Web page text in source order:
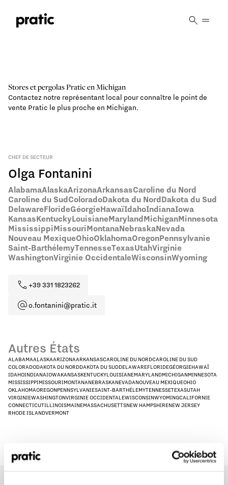
Stores et pergolas Pratic enMichigan
Contactez notre représentant local pour connaître le point de
vente Pratic le plus proche en Michigan.
CHEF DE SECTEUR
Olga Fontanini
AlabamaAlaskaArizonaArkansasCaroline du Nord
Caroline du SudColoradoDakota du NordDakota du Sud
DelawareFlorideGéorgieHawaïIdahoIndianaIowa
KansasKentuckyLouisianeMarylandMichiganMinnesota
MississippiMissouriMontanaNebraskaNevada
Nouveau MexiqueOhioOklahomaOregonPennsylvanie
Saint-BarthélemyTennesseTexasUtahVirginie
WashingtonVirginie OccidentaleWisconsinWyoming
+39 331 1823262
o.fontanini@pratic.it
Autres États
ALABAMAALASKAARIZONAARKANSASCAROLINE DU NORDCAROLINE DU SUD
COLORADODAKOTA DU NORDDAKOTA DU SUDDELAWAREFLORIDEGÉORGIEHAWAÏ
IDAHOINDIANAIOWAKANSASKENTUCKYLOUISIANEMARYLANDMICHIGANMINNESOTA
MISSISSIPPIMISSOURIMONTANANEBRASKANEVADANOUVEAU MEXIQUEOHIO
OKLAHOMAOREGONPENNSYLVANIESAINT-BARTHÉLEMYTENNESSETEXASUTAH
VIRGINIEWASHINGTONVIRGINIE OCCIDENTALEWISCONSINWYOMINGCALIFORNIE
CONNECTICUTILLINOISMAINEMASSACHUSETTSNEW HAMPSHIRENEW JERSEY
RHODE ISLANDVERMONT
Quel est le profil qui vous correspond le mieux